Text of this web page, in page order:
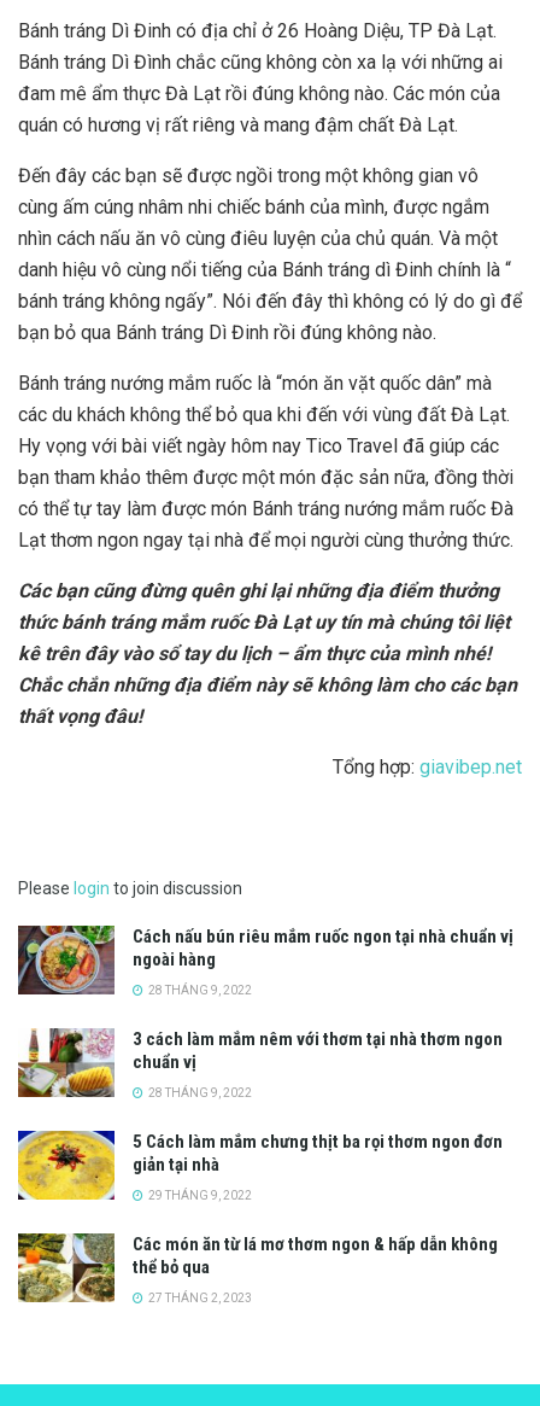
Bánh tráng Dì Đinh có địa chỉ ở 26 Hoàng Diệu, TP Đà Lạt.
Bánh tráng Dì Đình chắc cũng không còn xa lạ với những ai
đam mê ẩm thực Đà Lạt rồi đúng không nào. Các món của
quán có hương vị rất riêng và mang đậm chất Đà Lạt.
Đến đây các bạn sẽ được ngồi trong một không gian vô
cùng ấm cúng nhâm nhi chiếc bánh của mình, được ngắm
nhìn cách nấu ăn vô cùng điêu luyện của chủ quán. Và một
danh hiệu vô cùng nổi tiếng của Bánh tráng dì Đinh chính là “
bánh tráng không ngấy”. Nói đến đây thì không có lý do gì để
bạn bỏ qua Bánh tráng Dì Đinh rồi đúng không nào.
Bánh tráng nướng mắm ruốc là “món ăn vặt quốc dân” mà
các du khách không thể bỏ qua khi đến với vùng đất Đà Lạt.
Hy vọng với bài viết ngày hôm nay Tico Travel đã giúp các
bạn tham khảo thêm được một món đặc sản nữa, đồng thời
có thể tự tay làm được món Bánh tráng nướng mắm ruốc Đà
Lạt thơm ngon ngay tại nhà để mọi người cùng thưởng thức.
Các bạn cũng đừng quên ghi lại những địa điểm thưởng
thức bánh tráng mắm ruốc Đà Lạt uy tín mà chúng tôi liệt
kê trên đây vào sổ tay du lịch – ẩm thực của mình nhé!
Chắc chắn những địa điểm này sẽ không làm cho các bạn
thất vọng đâu!
Tổng hợp: giavibep.net
Please login to join discussion
Cách nấu bún riêu mắm ruốc ngon tại nhà chuẩn vị
ngoài hàng
28 THÁNG 9, 2022
3 cách làm mắm nêm với thơm tại nhà thơm ngon
chuẩn vị
28 THÁNG 9, 2022
5 Cách làm mắm chưng thịt ba rọi thơm ngon đơn
giản tại nhà
29 THÁNG 9, 2022
Các món ăn từ lá mơ thơm ngon & hấp dẫn không
thể bỏ qua
27 THÁNG 2, 2023